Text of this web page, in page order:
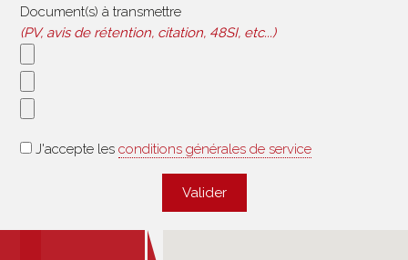
Document(s) à transmettre
(PV, avis de rétention, citation, 48SI, etc...)
J'accepte lesconditions générales de service